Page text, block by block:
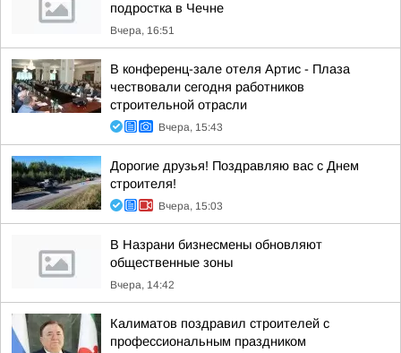
подростка в Чечне
Вчера, 16:51
В конференц-зале отеля Артис - Плаза
чествовали сегодня работников
строительной отрасли
Вчера, 15:43
Дорогие друзья! Поздравляю вас с Днем
строителя!
Вчера, 15:03
В Назрани бизнесмены обновляют
общественные зоны
Вчера, 14:42
Калиматов поздравил строителей с
профессиональным праздником